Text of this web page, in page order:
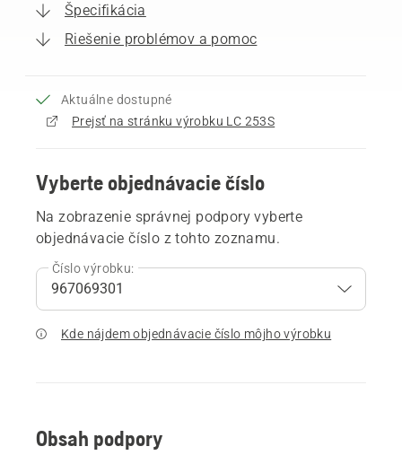
Špecifikácia
Riešenie problémov a pomoc
Aktuálne dostupné
Prejsť na stránku výrobku LC 253S
Vyberte objednávacie číslo
Na zobrazenie správnej podpory vyberte
objednávacie číslo z tohto zoznamu.
Číslo výrobku:
Kde nájdem objednávacie číslo môjho výrobku
Obsah podpory